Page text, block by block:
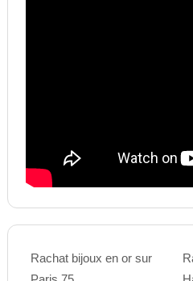
Rachat bijoux en or sur